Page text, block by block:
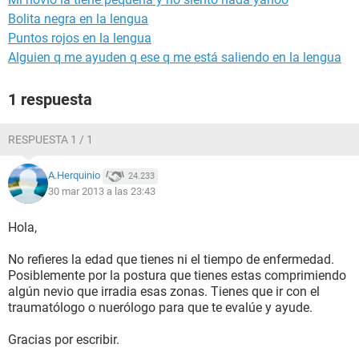
Bolita negra en la lengua
Puntos rojos en la lengua
Alguien q me ayuden q ese q me está saliendo en la lengua
1 respuesta
RESPUESTA 1 / 1
A.Herquinio 24.233
30 mar 2013 a las 23:43
Hola,
No refieres la edad que tienes ni el tiempo de enfermedad.
Posiblemente por la postura que tienes estas comprimiendo
algún nevio que irradia esas zonas. Tienes que ir con el
traumatólogo o nuerólogo para que te evalúe y ayude.
Gracias por escribir.